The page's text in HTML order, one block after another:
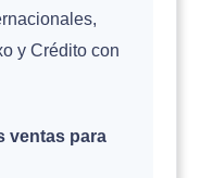
y Crédito con
ventas para